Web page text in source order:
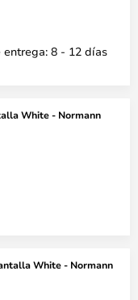
8 - 12 días
White - Normann
White - Normann